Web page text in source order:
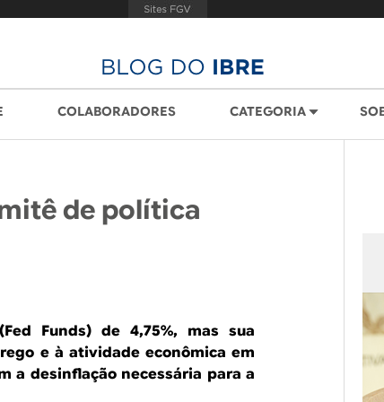
COLABORADORES CATEGORIA
de política
Funds) de 4,75%, mas sua
e à atividade econômica em
a desinflação necessária para a